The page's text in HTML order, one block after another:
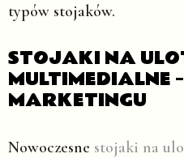
typów stojaków.
STOJAKI NA
MULTIMEDIALNE
MARKETINGU
Nowoczesne stojaki na